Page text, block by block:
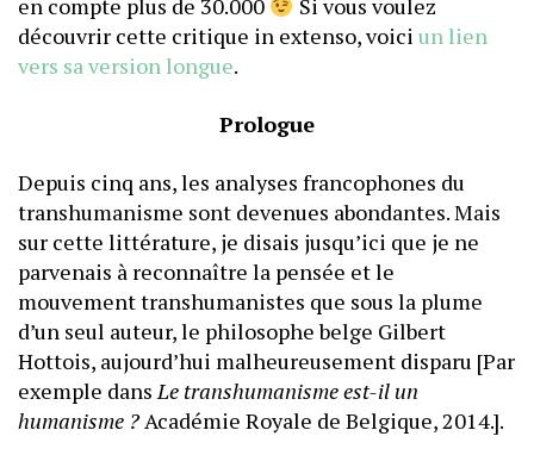
en compte plus de 30.000
Si vous voulez
découvrir cette critique in extenso, voici un lien
vers sa version longue.
Prologue
Depuis cinq ans, les analyses francophones du
transhumanisme sont devenues abondantes. Mais
sur cette littérature, je disais jusqu’ici que je ne
parvenais à reconnaître la pensée et le
mouvement transhumanistes que sous la plume
d’un seul auteur, le philosophe belge Gilbert
Hottois, aujourd’hui malheureusement disparu [Par
exemple dans Le transhumanisme est-il un
humanisme ? Académie Royale de Belgique, 2014.].